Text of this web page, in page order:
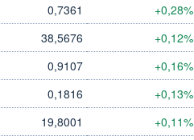
0,7361 +0,28%
38,5676 +0,12%
0,9107 +0,16%
0,1816 +0,13%
19,8001 +0,11%